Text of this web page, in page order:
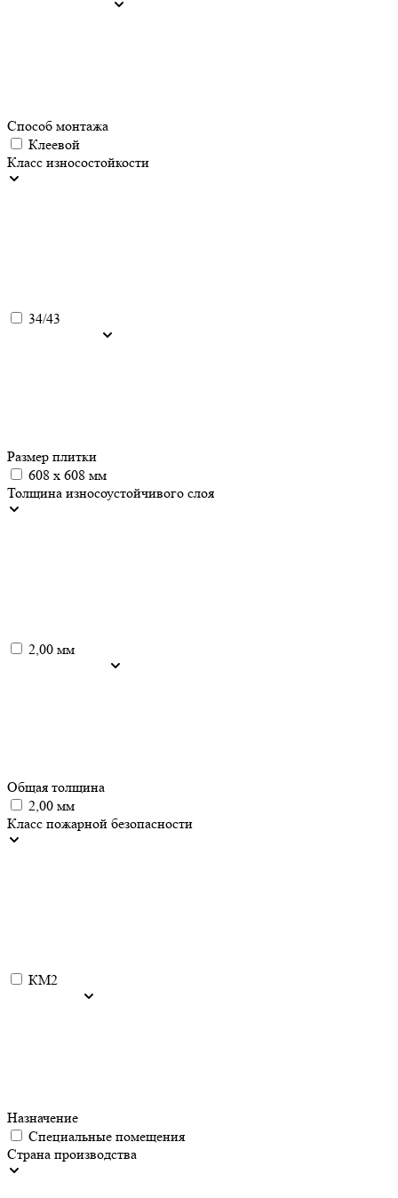
Способ монтажа
Клеевой
Класс износостойкости
34/43
Размер плитки
608 х 608 мм
Толщина износоустойчивого слоя
2,00 мм
Общая толщина
2,00 мм
Класс пожарной безопасности
КМ2
Назначение
Специальные помещения
Страна производства